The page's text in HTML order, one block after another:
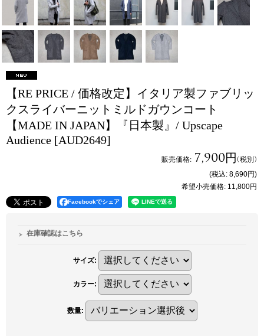
【RE PRICE / 価格改定】イタリア製ファブリッ
クスライバーニットミルドガウンコート
【MADE IN JAPAN】『日本製』/ Upscape
Audience [AUD2649]
販売価格: 7,900円(税別)
(税込: 8,690円)
希望小売価格: 11,800円
Facebookでシェア
在庫確認はこちら
サイズ:
カラー:
数量: